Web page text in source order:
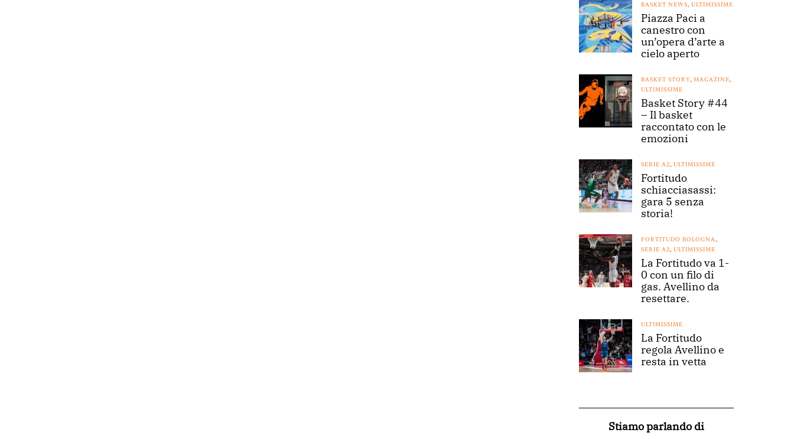
BASKET NEWS, ULTIMISSIME
Piazza Paci a
canestro con
un’opera d’arte a
cielo aperto
BASKET STORY, MAGAZINE,
ULTIMISSIME
Basket Story #44
– Il basket
raccontato con le
emozioni
SERIE A2, ULTIMISSIME
Fortitudo
schiacciasassi:
gara 5 senza
storia!
FORTITUDO BOLOGNA,
SERIE A2, ULTIMISSIME
La Fortitudo va 1-
0 con un filo di
gas. Avellino da
resettare.
ULTIMISSIME
La Fortitudo
regola Avellino e
resta in vetta
Stiamo parlando di